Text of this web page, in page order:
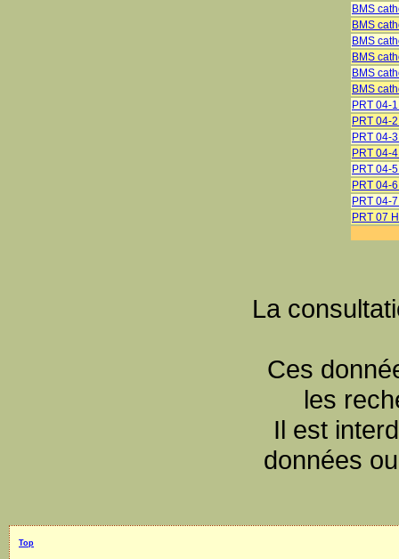
BMS
BMS
BMS
BMS
BMS
BMS
PRT 04-
PRT 04-
PRT 04-
PRT 04-
PRT 04-
PRT 04-
PRT 04-
PRT 07
La
Ces
les
Il est
données
Top